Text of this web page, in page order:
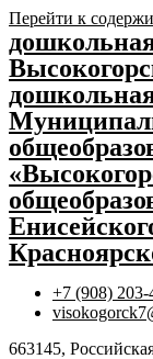
Перейти к
+7 (908) 203-
663145,